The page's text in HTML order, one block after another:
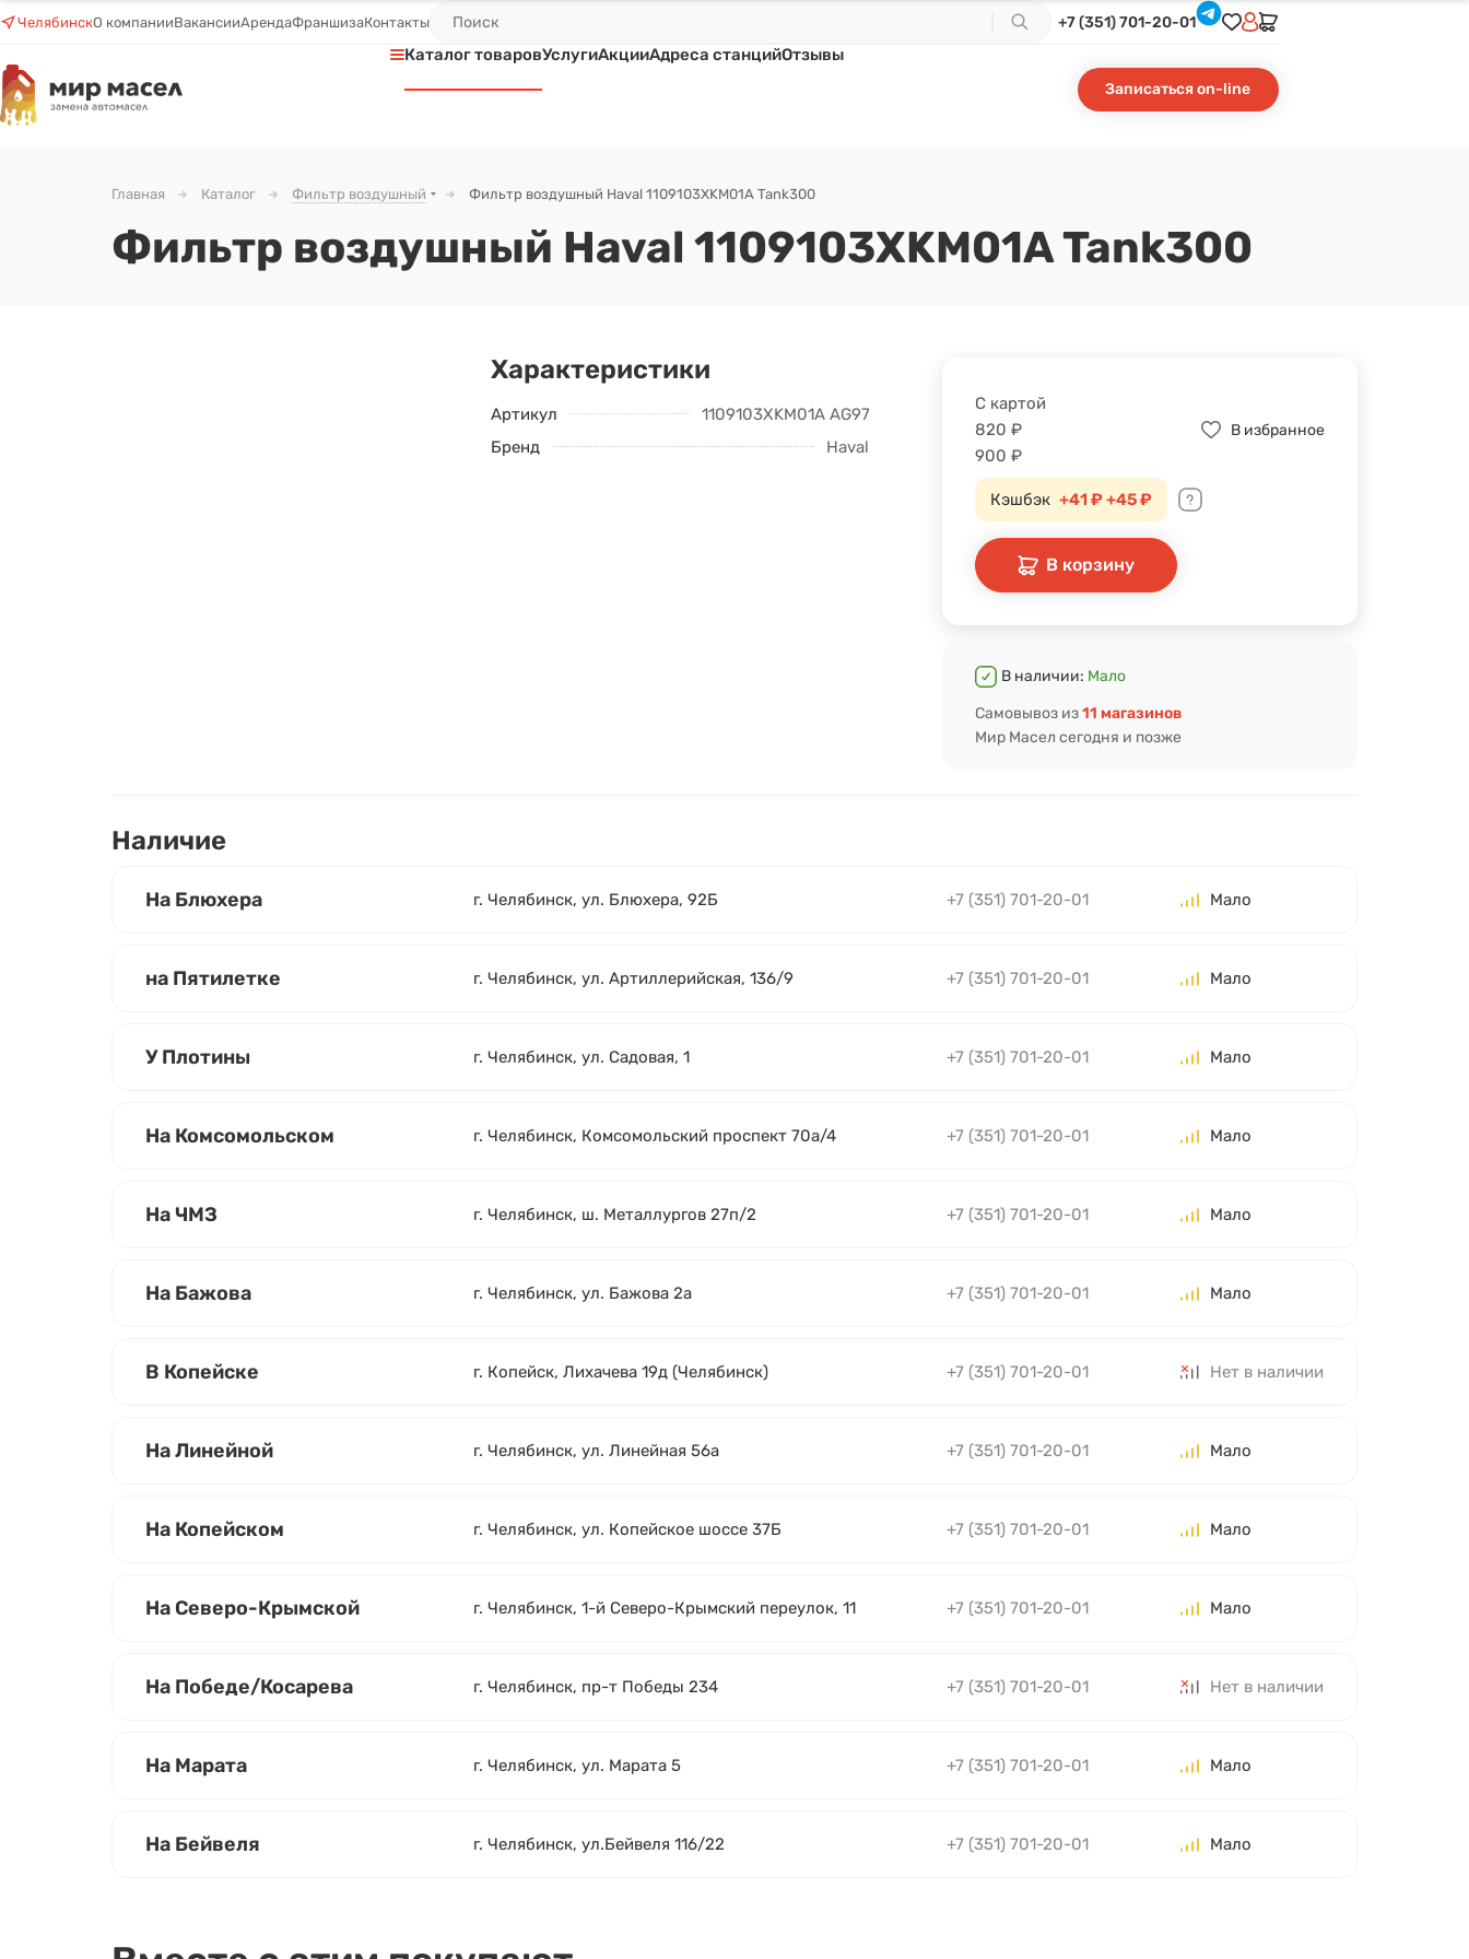
ЧелябинскО компанииВакансииАрендаФраншизаКонтакты +7 (351) 701-20-01
Каталог товаровУслугиАкцииАдреса станцийОтзывы
Записаться on-line
Главная Каталог Фильтр воздушный Фильтр воздушный Haval 1109103XKM01A Tank300
Фильтр воздушный Haval 1109103XKM01A Tank300
Характеристики
Артикул
1109103XKM01A AG979 AFAU104
Бренд
Haval
С картой
820 ₽
900 ₽
В избранное
Кэшбэк +41 ₽+45 ₽
В корзину
В наличии: Мало
Самовывоз из11 магазинов
Мир Масел сегодня и позже
Наличие
На Блюхера г. Челябинск, ул. Блюхера, 92Б +7 (351) 701-20-01 Мало
на Пятилетке г. Челябинск, ул. Артиллерийская, 136/9 +7 (351) 701-20-01 Мало
У Плотины г. Челябинск, ул. Садовая, 1 +7 (351) 701-20-01 Мало
На Комсомольском г. Челябинск, Комсомольский проспект 70а/4 +7 (351) 701-20-01 Мало
На ЧМЗ г. Челябинск, ш. Металлургов 27п/2 +7 (351) 701-20-01 Мало
На Бажова г. Челябинск, ул. Бажова 2а +7 (351) 701-20-01 Мало
В Копейске г. Копейск, Лихачева 19д (Челябинск) +7 (351) 701-20-01 Нет в наличии
На Линейной г. Челябинск, ул. Линейная 56а +7 (351) 701-20-01 Мало
На Копейском г. Челябинск, ул. Копейское шоссе 37Б +7 (351) 701-20-01 Мало
На Северо-Крымской г. Челябинск, 1-й Северо-Крымский переулок, 11 +7 (351) 701-20-01 Мало
На Победе/Косарева г. Челябинск, пр-т Победы 234 +7 (351) 701-20-01 Нет в наличии
На Марата г. Челябинск, ул. Марата 5 +7 (351) 701-20-01 Мало
На Бейвеля г. Челябинск, ул.Бейвеля 116/22 +7 (351) 701-20-01 Мало